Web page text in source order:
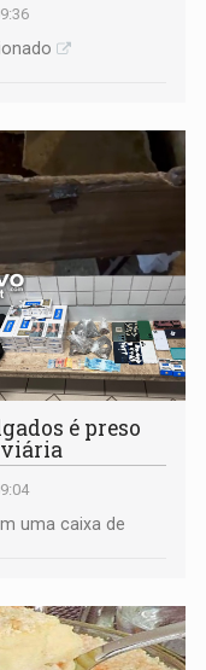
é preso
uma caixa de